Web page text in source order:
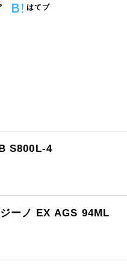
はてブ
S800L-4
ーノ EX AGS 94ML